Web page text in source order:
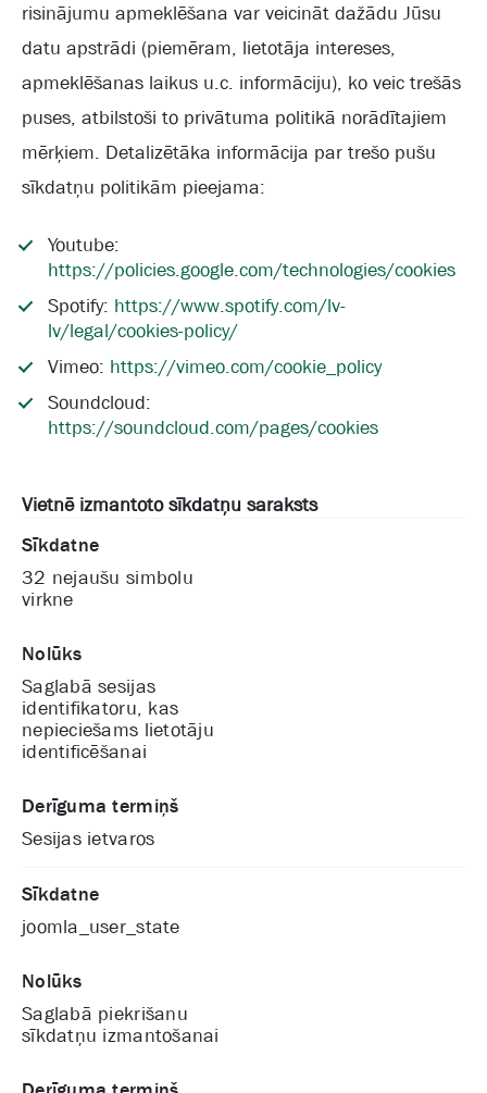
risinājumu apmeklēšana var veicināt dažādu Jūsu
datu apstrādi (piemēram, lietotāja intereses,
apmeklēšanas laikus u.c. informāciju), ko veic trešās
puses, atbilstoši to privātuma politikā norādītajiem
mērķiem. Detalizētāka informācija par trešo pušu
sīkdatņu politikām pieejama:
Youtube:
https://policies.google.com/technologies/cookies
Spotify: https://www.spotify.com/lv-
lv/legal/cookies-policy/
Vimeo: https://vimeo.com/cookie_policy
Soundcloud:
https://soundcloud.com/pages/cookies
Vietnē izmantoto sīkdatņu saraksts
Sīkdatne
32 nejaušu simbolu
virkne
Nolūks
Saglabā sesijas
identifikatoru, kas
nepieciešams lietotāju
identificēšanai
Derīguma termiņš
Sesijas ietvaros
Sīkdatne
joomla_user_state
Nolūks
Saglabā piekrišanu
sīkdatņu izmantošanai